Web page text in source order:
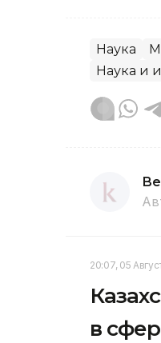
Наука
Наука и
20:07, 05
в